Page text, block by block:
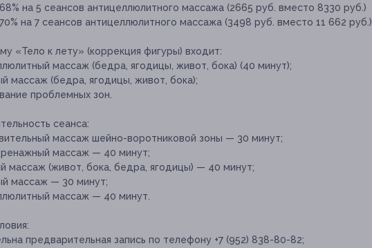
на 5 сеансов антицеллюлитного массажа (2665 руб. вместо 8330 руб.)
на 7 сеансов антицеллюлитного массажа (3498 руб. вместо 11 662 руб.)
«Тело к лету» (коррекция фигуры) входит:
массаж (бедра, ягодицы, живот, бока) (40 минут);
массаж (бедра, ягодицы, живот, бока);
проблемных зон.
сеанса:
массаж шейно-воротниковой зоны — 30 минут;
массаж — 40 минут;
массаж (живот, бока, бедра, ягодицы) — 40 минут;
массаж — 30 минут;
массаж — 40 минут.
предварительная запись по телефону +7 (952) 838-80-82;